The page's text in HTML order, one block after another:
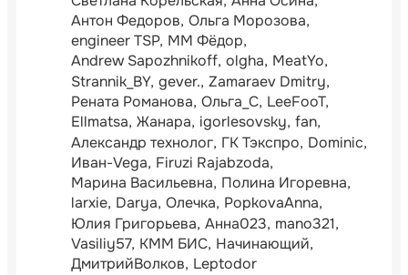
Антон Федоров Ольга Морозова
engineer TSP ММ Фёдор
Andrew Sapozhnikoff olgha MeatYo
Strannik_BY gever. Zamaraev Dmitry
Рената Романова Ольга_С LeeFooT
Ellmatsa Жанара igorlesovsky fan
Александр технолог ГК Тэкспро Dominic
Иван-Vega Firuzi Rajabzoda
Марина Васильевна Полина Игоревна
larxie Darya Олечка PopkovaAnna
Юлия Григорьева Анна023 mano321
Vasiliy57 КММ БИС Начинающий
ДмитрийВолков Leptodor